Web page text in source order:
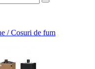
/ Cosuri de fum